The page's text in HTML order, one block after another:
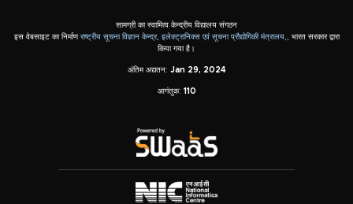
सामग्री का स्वामित्व केन्द्रीय विद्यालय संगठन
इस वेबसाइट का निर्माण राष्ट्रीय सूचना विज्ञान केन्द्र, इलेक्ट्रानिक्स एवं सूचना प्रौद्योगिकी मंत्रालय, , भारत सरकार द्वारा
किया गया है।
अंतिम अद्यतन: Jan 29, 2024
आगंतुक: 110